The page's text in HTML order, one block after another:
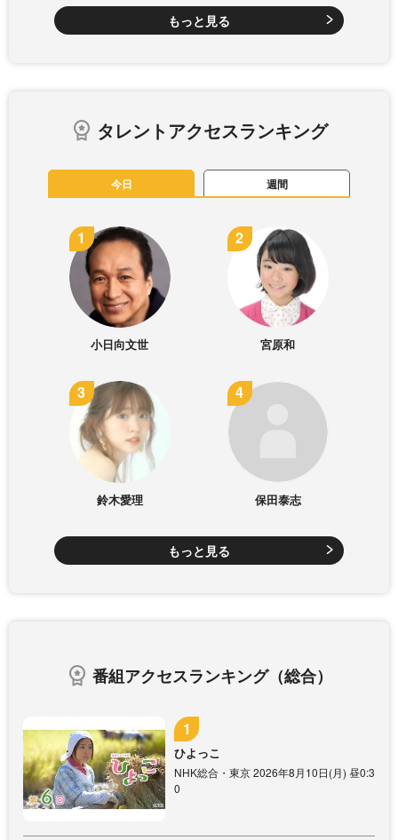
もっと見る
タレントアクセスランキング
今日 週間
小日向文世 宮原和
鈴木愛理 保田泰志
もっと見る
番組アクセスランキング（総合）
ひよっこ
NHK総合・東京 2026年8月10日(月) 昼0:3
0